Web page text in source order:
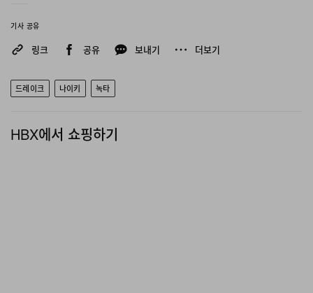
기사 공유
링크 공유 보내기 더보기
드레이크 나이키 녹타
HBX에서 쇼핑하기